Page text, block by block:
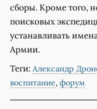
сборы. Кроме того,
поисковых
устанавливать
Армии.
Теги: Александр
воспитание, форум